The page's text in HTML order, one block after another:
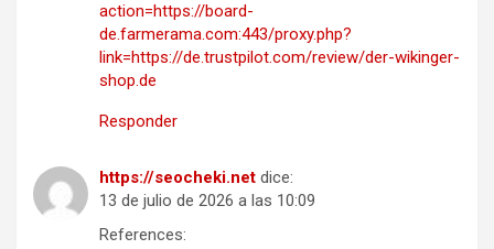
action=https://board-
de.farmerama.com:443/proxy.php?
link=https://de.trustpilot.com/review/der-wikinger-
shop.de
Responder
https://seocheki.net dice:
13 de julio de 2026 a las 10:09
References: